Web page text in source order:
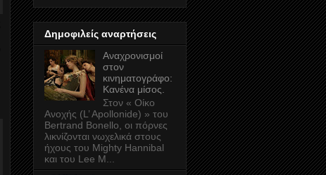
Δημοφιλείς αναρτήσεις
Αναχρονισμοί
στον
κινηματογράφο:
Κανένα μίσος.
Στον « Οίκο
Ανοχής (L’ Apollonide) » του
Bertrand Bonello, οι πόρνες
λικνίζονται νωχελικά στους
ήχους του Mighty Hannibal
και του Lee M...